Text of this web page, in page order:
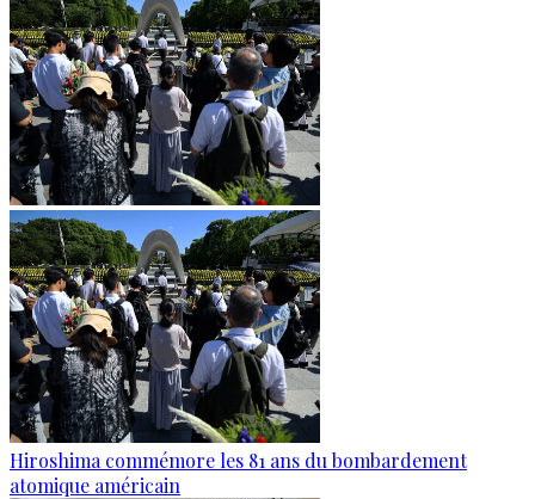
Hiroshima commémore les 81 ans du bombardement
atomique américain